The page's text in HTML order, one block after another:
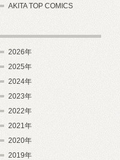
AKITA TOP COMICS
2026年
2025年
2024年
2023年
2022年
2021年
2020年
2019年